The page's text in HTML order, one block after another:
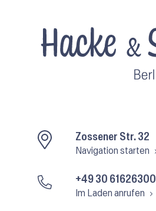
Zossener Str. 32
Navigation starten
+49 30 61626300
Im Laden anrufen